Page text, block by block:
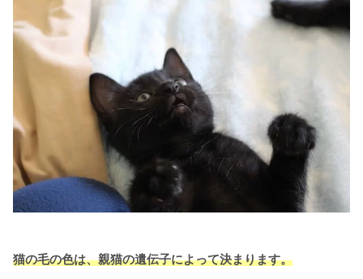
猫の毛の色は、親猫の遺伝子によって決まります。